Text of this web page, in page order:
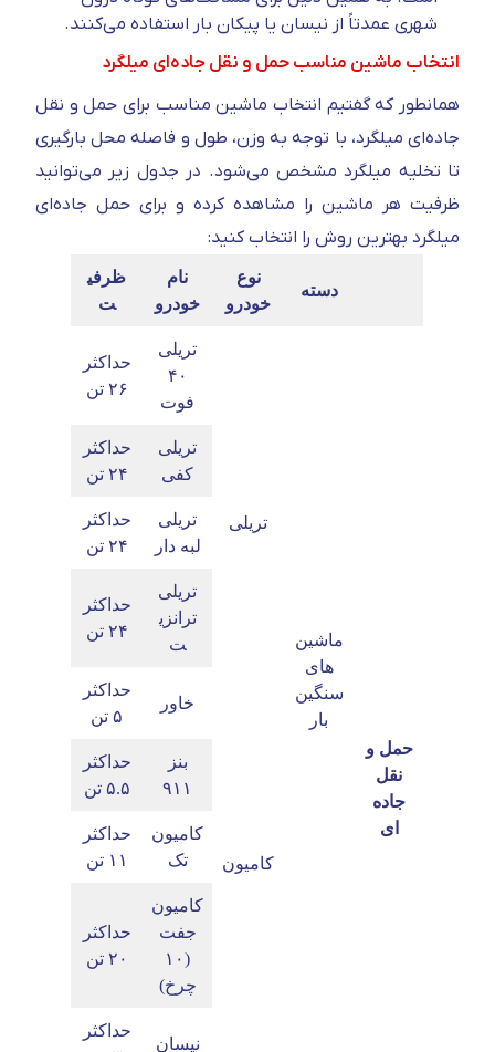
شهری عمدتاً از نیسان یا پیکان بار استفاده می‌کنند.
انتخاب ماشین مناسب حمل و نقل جاده‌ای میلگرد
همانطور که گفتیم انتخاب ماشین مناسب برای حمل و نقل
جاده‌ای میلگرد، با توجه به وزن، طول و فاصله محل بارگیری
تا تخلیه میلگرد مشخص می‌شود. در جدول زیر می‌توانید
ظرفیت هر ماشین را مشاهده کرده و برای حمل جاده‌ای
میلگرد بهترین روش را انتخاب کنید:
دسته
نوع
خودرو
نام
خودرو
ظرفی
ت
حمل و
نقل
جاده
ای
ماشین
های
سنگین
بار
تریلی
تریلی
۴۰
فوت
حداکثر
۲۶ تن
تریلی
کفی
حداکثر
۲۴ تن
تریلی
لبه دار
حداکثر
۲۴ تن
تریلی
ترانزی
ت
حداکثر
۲۴ تن
کامیون
خاور
حداکثر
۵ تن
بنز
۹۱۱
حداکثر
۵.۵ تن
کامیون
تک
حداکثر
۱۱ تن
کامیون
جفت
(۱۰
چرخ)
حداکثر
۲۰ تن
نیسان
حداکثر